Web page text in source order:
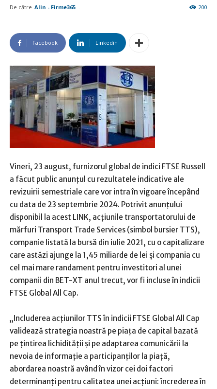
De către Alin - Firme365 - 200
Facebook Linkedin
Vineri, 23 august, furnizorul global de indici FTSE Russell
a făcut public anunţul cu rezultatele indicative ale
revizuirii semestriale care vor intra în vigoare începând
cu data de 23 septembrie 2024. Potrivit anunţului
disponibil la acest LINK, acţiunile transportatorului de
mărfuri Transport Trade Services (simbol bursier TTS),
companie listată la bursă din iulie 2021, cu o capitalizare
care astăzi ajunge la 1,45 miliarde de lei şi compania cu
cel mai mare randament pentru investitori al unei
companii din BET-XT anul trecut, vor fi incluse în indicii
FTSE Global All Cap.
„Includerea acţiunilor TTS în indicii FTSE Global All Cap
validează strategia noastră pe piaţa de capital bazată
pe ţintirea lichidităţii şi pe adaptarea comunicării la
nevoia de informaţie a participanţilor la piaţă,
abordarea noastră având în vizor cei doi factori
determinanţi pentru calitatea unei acţiuni: încrederea în